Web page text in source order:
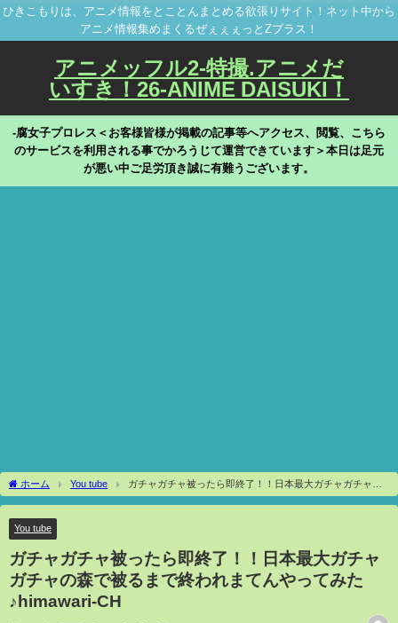
ひきこもりは、アニメ情報をとことんまとめる欲張りサイト！ネット中から
アニメ情報集めまくるぜぇぇぇっとZプラス！
アニメッフル2-特撮.アニメだ
いすき！26-ANIME DAISUKI！
-腐女子プロレス＜お客様皆様が掲載の記事等へアクセス、閲覧、こちら
のサービスを利用される事でかろうじて運営できています＞本日は足元
が悪い中ご足労頂き誠に有難うございます。
ホーム You tube
ガチャガチャ被ったら即終了！！日本最大ガチャガチャの
森で被るまで終われまてんやってみた♪himawari-CH
You tube
ガチャガチャ被ったら即終了！！日本最大ガチャ
ガチャの森で被るまで終われまてんやってみた
♪himawari-CH